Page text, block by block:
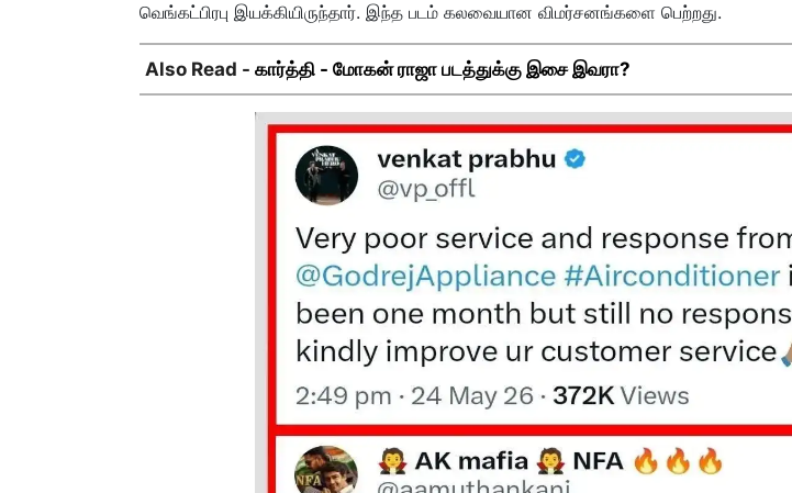
வெங்கட்பிரபு இயக்கியிருந்தார். இந்த படம் கலவையான விமர்சனங்களை பெற்றது.
Also Read - கார்த்தி - மோகன் ராஜா படத்துக்கு இசை இவரா?